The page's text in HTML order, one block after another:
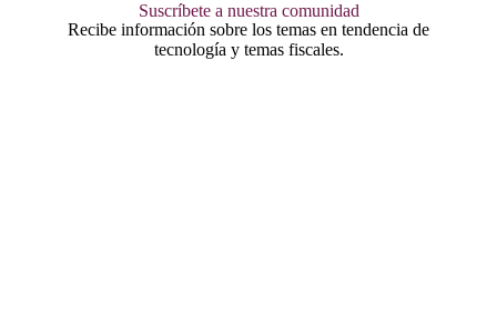
Suscríbete a nuestra comunidad
Recibe información sobre los temas en tendencia de
tecnología y temas fiscales.